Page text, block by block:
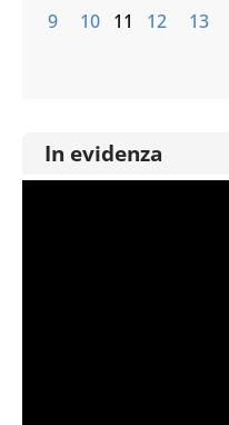
9
10 11 12 13
In evidenza